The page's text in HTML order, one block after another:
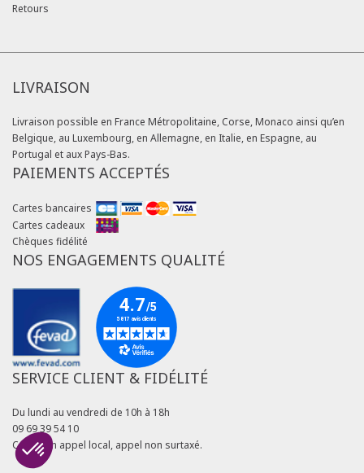
Retours
LIVRAISON
Livraison possible en France Métropolitaine, Corse, Monaco ainsi qu’en
Belgique, au Luxembourg, en Allemagne, en Italie, en Espagne, au
Portugal et aux Pays-Bas.
PAIEMENTS ACCEPTÉS
Cartes bancaires
Cartes cadeaux
Chèques fidélité
NOS ENGAGEMENTS QUALITÉ
SERVICE CLIENT & FIDÉLITÉ
Du lundi au vendredi de 10h à 18h
09 69 39 54 10
Coût d'un appel local, appel non surtaxé.